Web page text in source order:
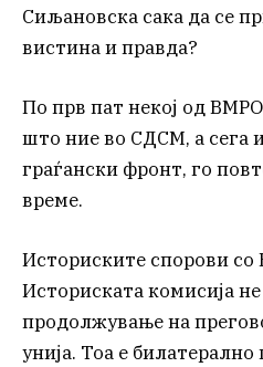
Сиљановска сака да се
вистина и правда?
По прв пат некој од
што ние во СДСМ, а сега
граѓански фронт, го
време.
Историските спорови со
Историската комисија
продолжување на
унија. Тоа е